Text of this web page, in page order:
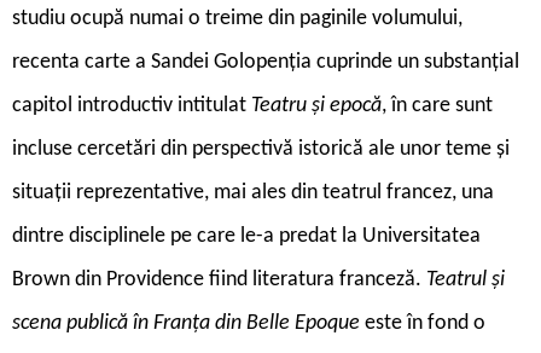
studiu ocupă numai o treime din paginile volumului,
recenta carte a Sandei Golopenția cuprinde un substanțial
capitol introductiv intitulat Teatru și epocă, în care sunt
incluse cercetări din perspectivă istorică ale unor teme și
situații reprezentative, mai ales din teatrul francez, una
dintre disciplinele pe care le-a predat la Universitatea
Brown din Providence fiind literatura franceză. Teatrul și
scena publică în Franța din Belle Epoque este în fond o